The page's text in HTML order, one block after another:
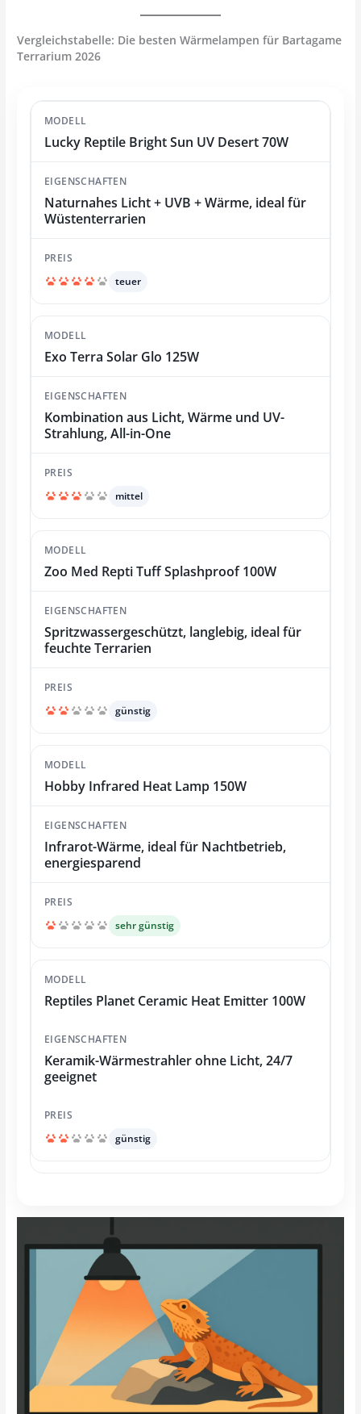
Vergleichstabelle: Die besten Wärmelampen für Bartagame
Terrarium 2026
Lucky Reptile Bright Sun UV Desert 70W
Naturnahes Licht + UVB + Wärme, ideal für
Wüstenterrarien
teuer
Exo Terra Solar Glo 125W
Kombination aus Licht, Wärme und UV-
Strahlung, All-in-One
mittel
Zoo Med Repti Tuff Splashproof 100W
Spritzwassergeschützt, langlebig, ideal für
feuchte Terrarien
günstig
Hobby Infrared Heat Lamp 150W
Infrarot-Wärme, ideal für Nachtbetrieb,
energiesparend
sehr günstig
Reptiles Planet Ceramic Heat Emitter 100W
Keramik-Wärmestrahler ohne Licht, 24/7
geeignet
günstig